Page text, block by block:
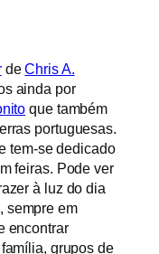
deChris A.
ainda por
que também
portuguesas.
tem-se dedicado
feiras. Pode ver
à luz do dia
, sempre em
encontrar
grupos de